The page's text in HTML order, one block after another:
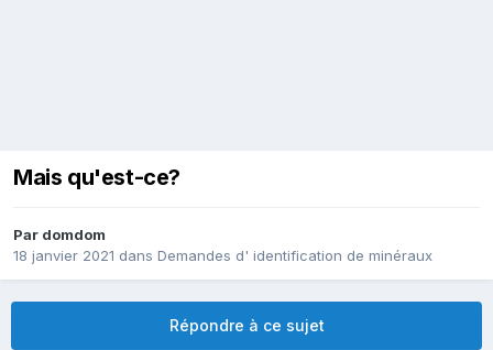
Mais qu'est-ce?
Par domdom
18 janvier 2021 dans Demandes d' identification de minéraux
Répondre à ce sujet